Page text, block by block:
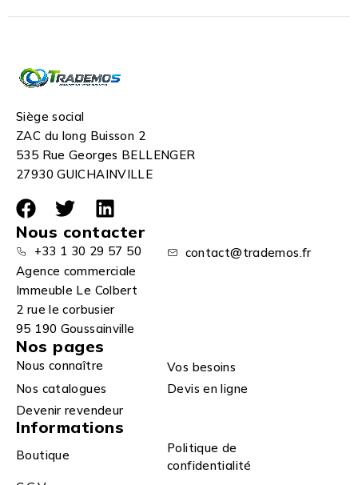
Siège social
ZAC du long Buisson 2
535 Rue Georges BELLENGER
27930 GUICHAINVILLE
Nous contacter
+33 1 30 29 57 50
contact@trademos.fr
Agence commerciale
Immeuble Le Colbert
2 rue le corbusier
95 190 Goussainville
Nos pages
Nous connaître
Vos besoins
Nos catalogues
Devis en ligne
Devenir revendeur
Informations
Boutique
Politique de
confidentialité